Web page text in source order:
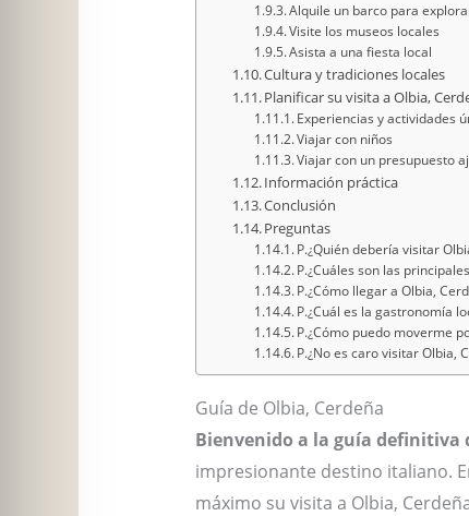
Alquile un barco para
Visite los museos locales
Asista a una fiesta local
Cultura y tradiciones locales
Planificar su visita a Olbia,
Experiencias y actividades
Viajar con niños
Viajar con un presupuesto
Información práctica
Conclusión
Preguntas
P.¿Quién debería visitar
P.¿Cuáles son las
P.¿Cómo llegar a Olbia,
P.¿Cuál es la gastronomía
P.¿Cómo puedo moverme
P.¿No es caro visitar Olbia,
Guía de Olbia, Cerdeña
Bienvenido a la guía definitiva
impresionante destino italiano.
máximo su visita a Olbia,